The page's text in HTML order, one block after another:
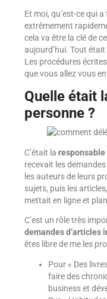
Et moi, qu’est-ce qui
extrêmement
cela va être la clé de
aujourd’hui. Tout
Les procédures
que vous allez vous
Quelle était
personne ?
C’était la
recevait les
les auteurs de leurs
sujets, puis les
mettait en ligne et
C’est un rôle très
demandes d’articles
êtes libre de me les
Pour « Des
faire des
business et